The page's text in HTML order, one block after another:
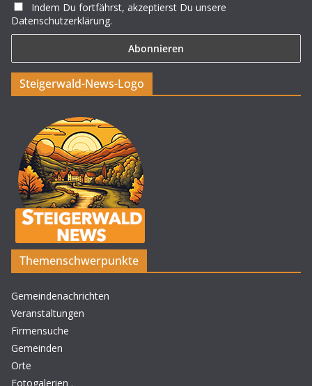
Indem Du fortfährst, akzeptierst Du unsere
Datenschutzerklärung.
Steigerwald-News-Logo
Themenschwerpunkte
Gemeindenachrichten
Veranstaltungen
Firmensuche
Gemeinden
Orte
Fotogalerien .